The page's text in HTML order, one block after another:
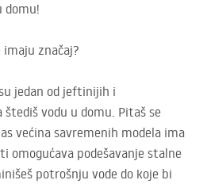
domu!
značaj?
jedan od jeftinijih i
vodu u domu. Pitaš se
većina savremenih modela ima
omogućava podešavanje stalne
potrošnju vode do koje bi